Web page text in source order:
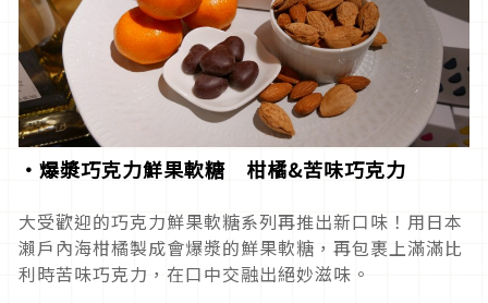
・爆漿巧克力鮮果軟糖 柑橘&苦味巧克力
大受歡迎的巧克力鮮果軟糖系列再推出新口味！用日本
瀨戶內海柑橘製成會爆漿的鮮果軟糖，再包裹上滿滿比
利時苦味巧克力，在口中交融出絕妙滋味。